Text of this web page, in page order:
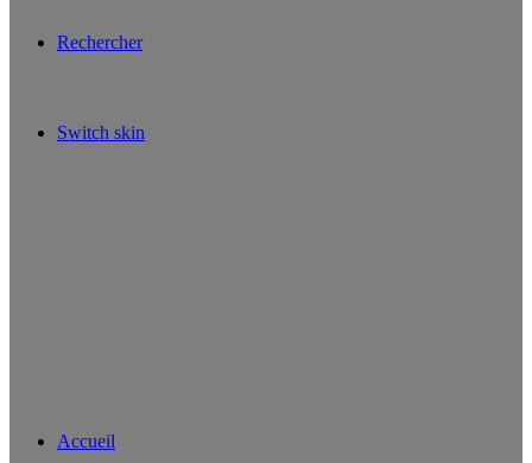
Rechercher
Switch skin
Accueil